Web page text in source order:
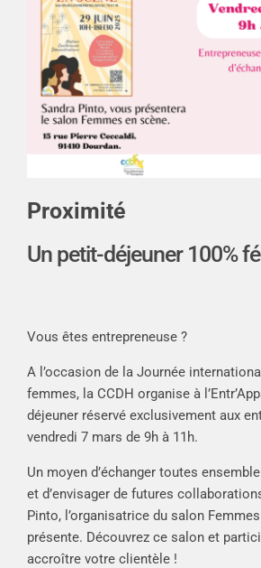
Proximité
Un petit-déjeuner 100%
Vous êtes entrepreneuse ?
A l’occasion de la Journée
femmes, la CCDH organise à
déjeuner réservé exclusivement aux
vendredi 7 mars de 9h à 11h.
Un moyen d’échanger toutes
et d’envisager de futures
Pinto, l’organisatrice du salon
présente. Découvrez ce salon et
accroître votre clientèle !